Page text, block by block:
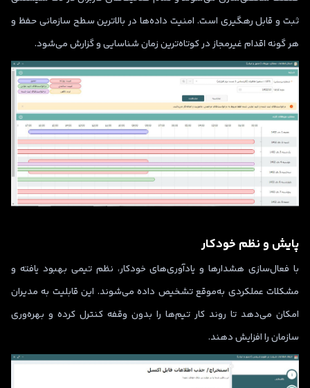
ثبت و قابل رهگیری است. امنیت داده‌ها در بالاترین سطح سازمانی حفظ و
هر گونه اقدام غیرمجاز در کوتاه‌ترین زمان شناسایی و گزارش می‌شود.
پایش و نظم خودکار
با فعال‌سازی هشدارها و یادآوری‌های خودکار، نظم تیمی بهبود یافته و
مشکلات عملکردی به‌موقع تشخیص داده می‌شوند. این قابلیت به مدیران
امکان می‌دهد تا روند کار تیم‌ها را بدون وقفه کنترل کرده و بهره‌وری
سازمان را افزایش دهند.